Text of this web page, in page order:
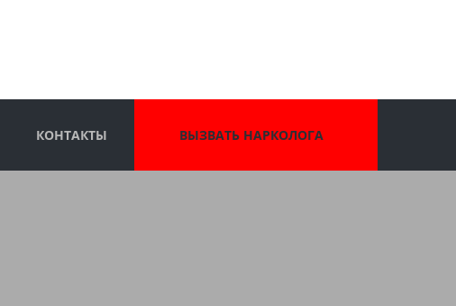
КОНТАКТЫ ВЫЗВАТЬ НАРКОЛОГА